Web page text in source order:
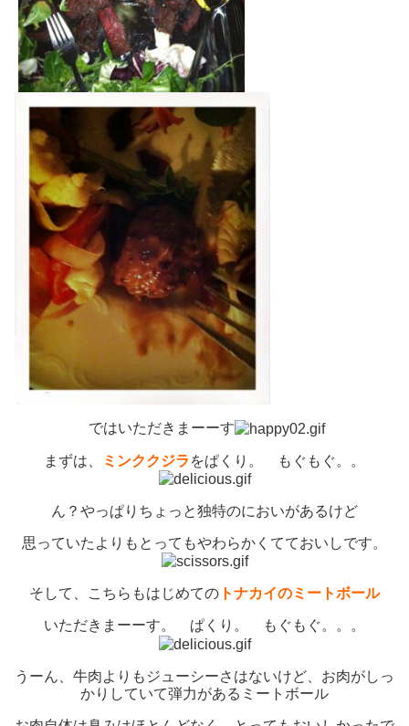
ではいただきまーーす
まずは、 ミンククジラ をぱくり。 もぐもぐ。。
ん？やっぱりちょっと独特のにおいがあるけど
思っていたよりもとってもやわらかくてておいしです。
そして、こちらもはじめての トナカイのミートボール
いただきまーーす。 ぱくり。 もぐもぐ。。。
うーん、牛肉よりもジューシーさはないけど、お肉がしっ
かりしていて弾力があるミートボール